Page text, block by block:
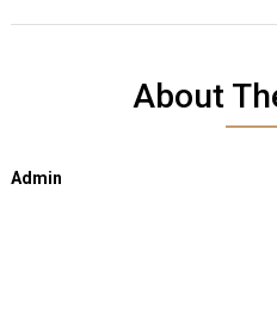
About
Admin